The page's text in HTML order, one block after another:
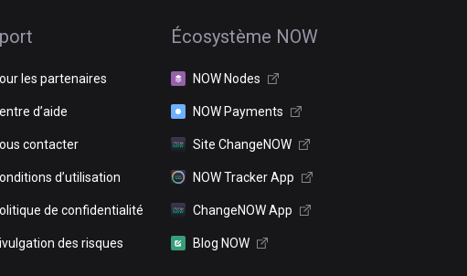
les partenaires
d’aide
contacter
d’utilisation
de confidentialité
des risques
Écosystème NOW
NOW Nodes
NOW Payments
Site ChangeNOW
NOW Tracker App
ChangeNOW App
Blog NOW